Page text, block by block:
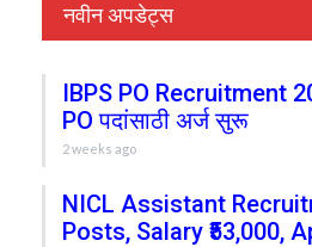
नवीन अपडेट्स
IBPS PO Recruitment
PO पदांसाठी अर्ज सुरू
2 weeks ago
NICL Assistant
Posts, Salary ₹53,000,